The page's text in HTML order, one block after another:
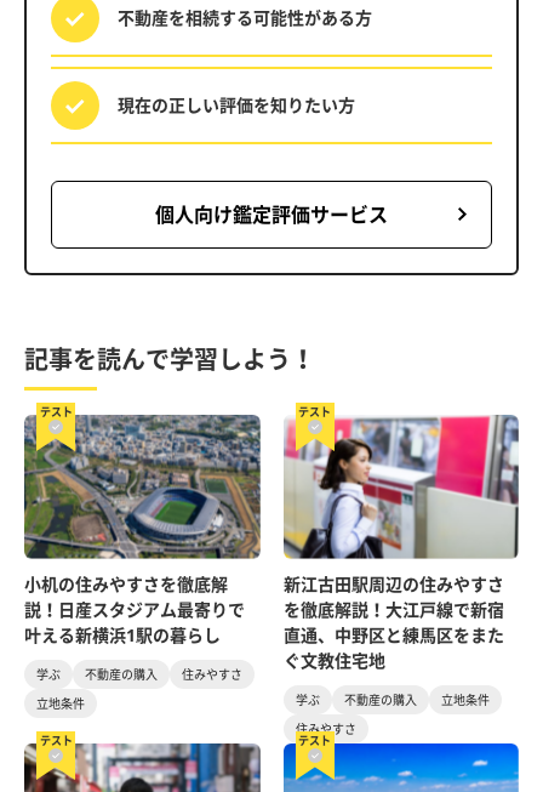
不動産を相続する可能性がある方
現在の正しい評価を知りたい方
個人向け鑑定評価サービス
記事を読んで学習しよう！
テスト
小机の住みやすさを徹底解
説！日産スタジアム最寄りで
叶える新横浜1駅の暮らし
学ぶ 不動産の購入
住みやすさ
立地条件
テスト
新江古田駅周辺の住みやすさ
を徹底解説！大江戸線で新宿
直通、中野区と練馬区をまた
ぐ文教住宅地
学ぶ 不動産の購入
立地条件
住みやすさ
テスト テスト